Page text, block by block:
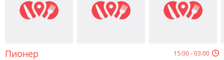
Пионер 15:00 - 03:00